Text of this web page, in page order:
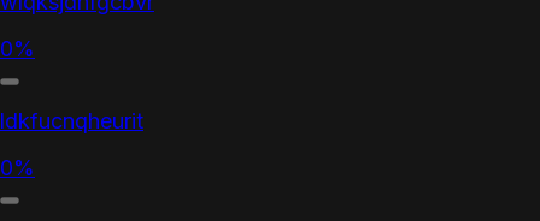
0%
ldkfucnqheurit
0%